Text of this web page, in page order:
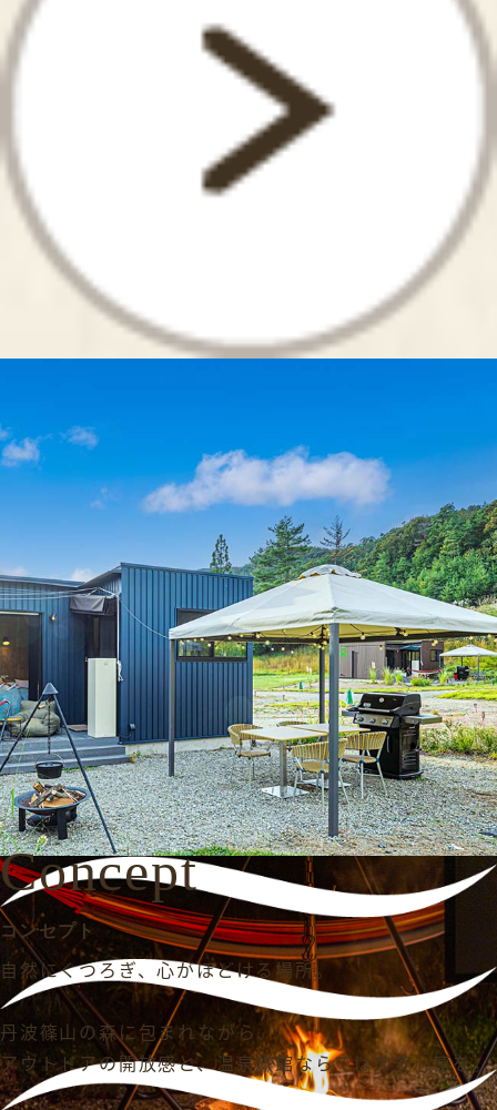
Concept
コンセプト
自然にくつろぎ、心がほどける場所。
丹波篠山の森に包まれながら、
アウトドアの開放感と、温泉旅館ならではの安心感を。